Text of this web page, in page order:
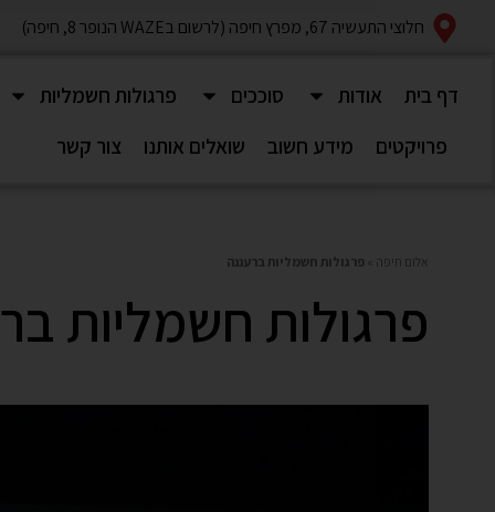
חלוצי התעשיה 67, מפרץ חיפה (לרשום בWAZE הנופר 8, חיפה)
דף בית אודות סוככים פרגולות חשמליות
פרויקטים
מידע חשוב שואלים אותנו צור קשר
אלום חיפה פרגולות חשמליות ברעננה
פרגולות חשמליות